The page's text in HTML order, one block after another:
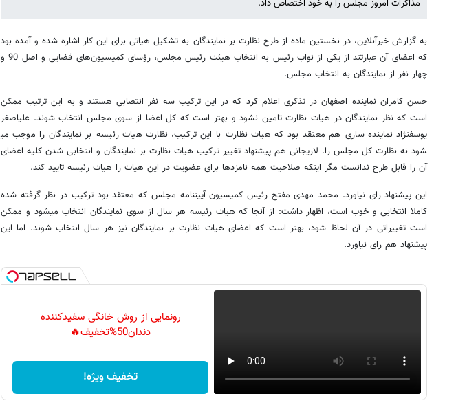
مذاکرات امروز مجلس را به خود اختصاص داد.
به گزارش خبرآنلاین، در نخستین ماده از طرح نظارت بر نمایندگان به تشکیل هیاتی برای این کار اشاره شده و آمده بود
که اعضای آن عبارتند از یکی از نواب رئیس به انتخاب هیئت رئیس مجلس، رؤسای کمیسیون‌های قضایی و اصل 90 و
چهار نفر از نمایندگان به انتخاب مجلس.
حسن کامران نماینده اصفهان در تذکری اعلام کرد که در این ترکیب سه نفر انتصابی هستند و به این ترتیب ممکن
است که نظر نمایندگان در هیات نظارت تامین نشود و بهتر است که کل اعضا از سوی مجلس انتخاب شوند. علی​اصغر
یوسف​نژاد نماینده ساری هم معتقد بود که هیات نظارت با این ترکیب، نظارت هیات رئیسه بر نمایندگان را موجب می​
شود نه نظارت کل مجلس را. لاریجانی هم پیشنهاد تغییر ترکیب هیات نظارت بر نمایندگان و انتخابی شدن کلیه اعضای
آن را قابل طرح ندانست مگر اینکه صلاحیت همه نامزدها برای عضویت در این هیات را هیات رئیسه تایید کند.
این پیشنهاد رای نیاورد. محمد مهدی مفتح رئیس کمیسیون آیین​نامه مجلس که معتقد بود ترکیب در نظر گرفته شده
کاملا انتخابی و خوب است، اظهار داشت: از آنجا که هیات رئیسه هر سال از سوی نمایندگان انتخاب می​شود و ممکن
است تغییراتی در آن لحاظ شود، بهتر است که اعضای هیات نظارت بر نمایندگان نیز هر سال انتخاب شوند. اما این
پیشنهاد هم رای نیاورد.
رونمایی از روش خانگی سفیدکننده
دندان50%تخفیف🔥
تخفیف ویژه!